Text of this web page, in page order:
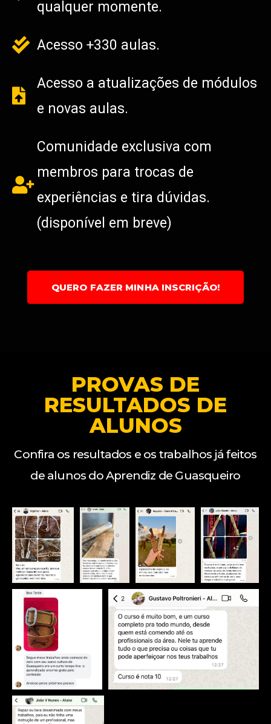
qualquer momente.
Acesso +330 aulas.
Acesso a atualizações de módulos
e novas aulas.
Comunidade exclusiva com
membros para trocas de
experiências e tira dúvidas.
(disponível em breve)
QUERO FAZER MINHA INSCRIÇÃO!
PROVAS DE
RESULTADOS DE
ALUNOS
Confira os resultados e os trabalhos já feitos
de alunos do Aprendiz de Guasqueiro